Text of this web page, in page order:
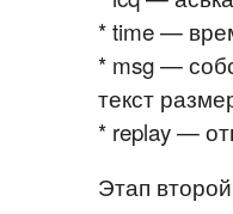
* time —
* msg —
текст
* replay —
Этап